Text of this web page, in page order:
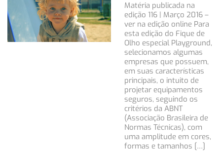
Matéria publicada na
edição 116 | Março 2016 –
ver na edição online Para
esta edição do Fique de
Olho especial Playground,
selecionamos algumas
empresas que possuem,
em suas características
principais, o intuito de
projetar equipamentos
seguros, seguindo os
critérios da ABNT
(Associação Brasileira de
Normas Técnicas), com
uma amplitude em cores,
formas e tamanhos […]